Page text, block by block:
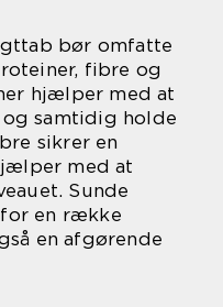
bør omfatte
fibre og
hjælper med at
samtidig holde
sikrer en
med at
Sunde
en række
en afgørende